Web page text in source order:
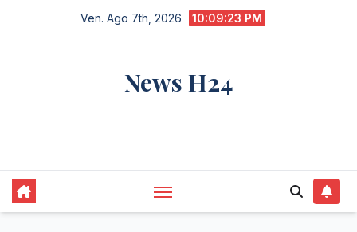
Ven. Ago 7th, 2026 10:09:24 PM
News H24